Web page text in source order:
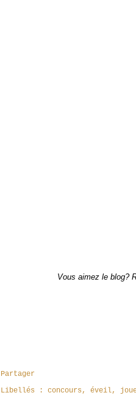
Vous aimez le blog?
Partager
Libellés :
concours éveil